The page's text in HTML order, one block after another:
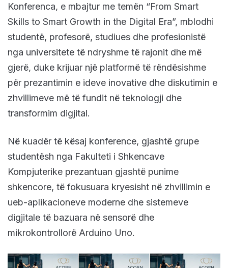
Konferenca, e mbajtur me temën “From Smart
Skills to Smart Growth in the Digital Era”, mblodhi
studentë, profesorë, studiues dhe profesionistë
nga universitete të ndryshme të rajonit dhe më
gjerë, duke krijuar një platformë të rëndësishme
për prezantimin e ideve inovative dhe diskutimin e
zhvillimeve më të fundit në teknologji dhe
transformim digjital.
Në kuadër të kësaj konference, gjashtë grupe
studentësh nga Fakulteti i Shkencave
Kompjuterike prezantuan gjashtë punime
shkencore, të fokusuara kryesisht në zhvillimin e
ueb-aplikacioneve moderne dhe sistemeve
digjitale të bazuara në sensorë dhe
mikrokontrollorë Arduino Uno.